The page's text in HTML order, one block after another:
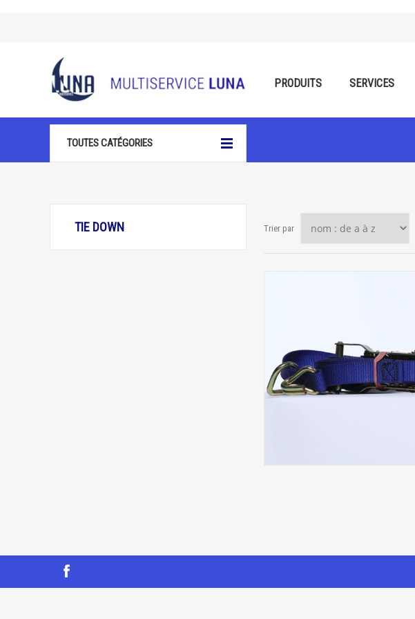
PRODUITS SERVICES
TOUTES CATÉGORIES
Trier par
TIE DOWN